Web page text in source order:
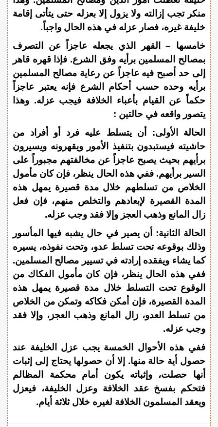
منكر تجب إزالته ولا يزول إلا بعزله حتى يتأتى إقامة
خليفة غيره، فصار عزله في هذه الحال واجباً.
خامسها – القهر الذي يجعله عاجزاً عن التصرف
بمصالح المسلمين برأيه وفق الشرع. فإذا قهره قاهر
إلى حد أصبح فيه عاجزاً عن رعاية مصالح المسلمين
برأيه وحده حسب أحكام الشرع فإنه يعتبر عاجزاً
حكماً عن القيام بأعباء الخلافة فيجب عزله. وهذا
يتصور واقعه في حالتين :
الحالة الأولى: أن يتسلط عليه فرد أو أفراد من
حاشيته فيستبدون بتنفيذ الأمور ويقهرونه ويسيرون
برأيهم بحيث يصبح عاجزاً عن مخالفتهم مجبوراً على
السير برأيهم. ففي هذه الحال ينظر، فإن كان مأمول
الخلاص من تسلطهم خلال مدة قصيرة يمهل هذه
المدة القصيرة لإبعادهم والتخلص منهم، فإن فعل
زال المانع وذهب العجز وإلا فقد وجب عزله.
الحالة الثانية: أن يصير في حال يشبه فيها المأسور
وذلك بوقوعه تحت تسلط عدو، وتحت نفوذه، يسيره
كما يشاء ويفقده إرادته في تسيير مصالح المسلمين.
ففي هذه الحال ينظر، فإن كان مأمول الفكاك من
الوقوع تحت التسلط خلال مدة قصيرة يمهل هذه
المدة القصيرة، فإن أمكن فكاكه وتمكن من الخلاص
من تسلط العدو، زال المانع وذهب العجز، وإلا فقد
وجب عزله.
ففي هذه الأحوال الخمسة يجب عزل الخليفة عند
حصول أية حالة منها. إلا أن حصولها يحتاج إلى إثبات
أنها حصلت، وإثباته يكون أمام محكمة المظالم
فتحكم بفسخ عقد الخلافة وعزل الخليفة، فيعزل
ويعقد المسلمون الخلافة لغيره خلال ثلاثة أيام.